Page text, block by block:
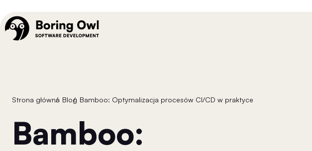
Strona główna
/ Blog
/ Bamboo: Optymalizacja procesów CI/CD w praktyce
Bamboo: